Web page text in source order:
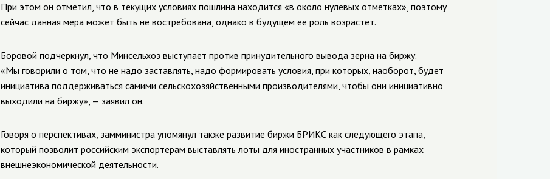
При этом он отметил, что в текущих условиях пошлина находится «в около нулевых отметках», поэтому
сейчас данная мера может быть не востребована, однако в будущем ее роль возрастет.
Боровой подчеркнул, что Минсельхоз выступает против принудительного вывода зерна на биржу.
«Мы говорили о том, что не надо заставлять, надо формировать условия, при которых, наоборот, будет
инициатива поддерживаться самими сельскохозяйственными производителями, чтобы они инициативно
выходили на биржу», — заявил он.
Говоря о перспективах, замминистра упомянул также развитие биржи БРИКС как следующего этапа,
который позволит российским экспортерам выставлять лоты для иностранных участников в рамках
внешнеэкономической деятельности.